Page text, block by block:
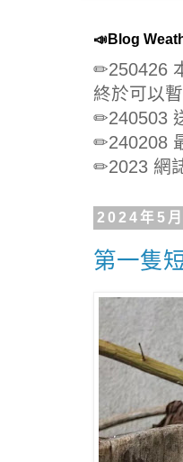
📣Blog
✏250426
終於可以
✏240503
✏240208
✏2023 網
2024年5
第一隻